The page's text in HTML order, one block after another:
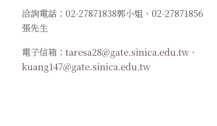
洽詢電話：02-27871838郭小姐、02-27871856
張先生
電子信箱： taresa28@gate.sinica.edu.tw、
kuang147@gate.sinica.edu.tw